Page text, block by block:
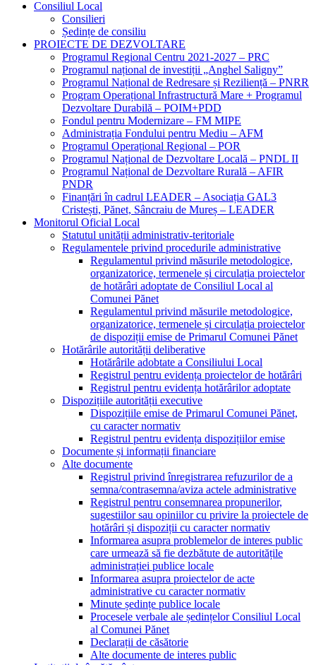
Consiliul Local
Consilieri
Ședințe de consiliu
PROIECTE DE DEZVOLTARE
Programul Regional Centru 2021-2027 – PRC
Programul național de investiții „Anghel Saligny”
Programul Național de Redresare și Reziliență – PNRR
Program Operațional Infrastructură Mare + Programul
Dezvoltare Durabilă – POIM+PDD
Fondul pentru Modernizare – FM MIPE
Administrația Fondului pentru Mediu – AFM
Programul Operațional Regional – POR
Programul Național de Dezvoltare Locală – PNDL II
Programul Național de Dezvoltare Rurală – AFIR
PNDR
Finanțări în cadrul LEADER – Asociația GAL3
Cristești, Pănet, Sâncraiu de Mureș – LEADER
Monitorul Oficial Local
Statutul unității administrativ-teritoriale
Regulamentele privind procedurile administrative
Regulamentul privind măsurile metodologice,
organizatorice, termenele și circulația proiectelor
de hotărâri adoptate de Consiliul Local al
Comunei Pănet
Regulamentul privind măsurile metodologice,
organizatorice, termenele și circulația proiectelor
de dispoziții emise de Primarul Comunei Pănet
Hotărârile autorității deliberative
Hotărârile adobtate a Consiliului Local
Registrul pentru evidența proiectelor de hotărâri
Registrul pentru evidența hotărârilor adoptate
Dispozițiile autorității executive
Dispozițiile emise de Primarul Comunei Pănet,
cu caracter normativ
Registrul pentru evidența dispozițiilor emise
Documente și informații financiare
Alte documente
Registrul privind înregistrarea refuzurilor de a
semna/contrasemna/aviza actele administrative
Registrul pentru consemnarea propunerilor,
sugestiilor sau opiniilor cu privire la proiectele de
hotărâri și dispoziții cu caracter normativ
Informarea asupra problemelor de interes public
care urmează să fie dezbătute de autoritățile
administrației publice locale
Informarea asupra proiectelor de acte
administrative cu caracter normativ
Minute ședințe publice locale
Procesele verbale ale ședințelor Consiliul Local
al Comunei Pănet
Declarații de căsătorie
Alte documente de interes public